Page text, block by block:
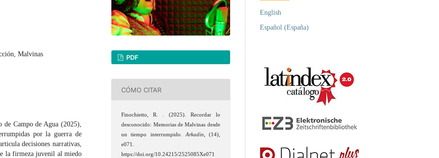
Malvinas
Campo de Agua (2025),
por la guerra de
decisiones narrativas,
la firmeza juvenil al miedo
PDF
CÓMO CITAR
Finochietto, R. . (2025). Recordar lo
desconocido: Memorias de Malvinas desde
un tiempo interrumpido.Arkadin, (14),
e071.
https://doi.org/10.24215/2525085Xe071
English
Español (España)